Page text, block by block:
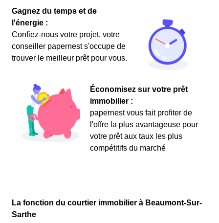
Gagnez du temps et de
l'énergie :
Confiez-nous votre projet, votre
conseiller papernest s'occupe de
trouver le meilleur prêt pour vous.
Économisez sur votre prêt
immobilier :
papernest vous fait profiter de
l'offre la plus avantageuse pour
votre prêt aux taux les plus
compétitifs du marché
La fonction du courtier immobilier à Beaumont-Sur-
Sarthe